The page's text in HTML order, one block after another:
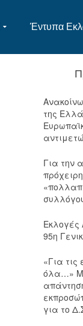
Έντυπα
της
Για την
Εκλογές
95η
«Για τις
όλα…»
για το